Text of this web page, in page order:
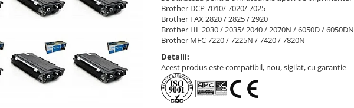
Brother DCP 7010/ 7020/ 7025
Brother FAX 2820 / 2825 / 2920
Brother HL 2030 / 2035/ 2040 / 2070N / 6050D / 6050DN
Brother MFC 7220 / 7225N / 7420 / 7820N
Detalii:
Acest produs este compatibil, nou, sigilat, cu garantie